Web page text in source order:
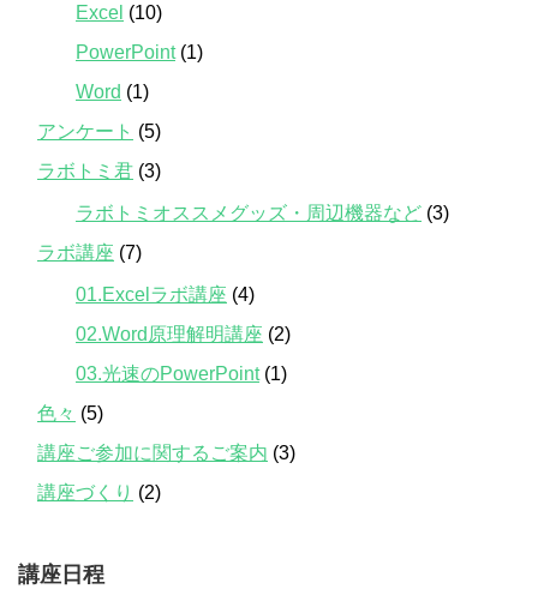
Excel (10)
PowerPoint(1)
Word (1)
アンケート (5)
ラボトミ君 (3)
ラボトミオススメグッズ・周辺機器など (3)
ラボ講座 (7)
01.Excelラボ講座 (4)
02.Word原理解明講座 (2)
03.光速のPowerPoint(1)
色々 (5)
講座ご参加に関するご案内 (3)
講座づくり (2)
講座日程